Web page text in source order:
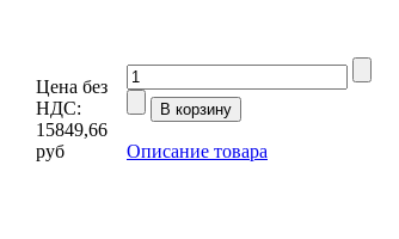
Цена без
НДС:
15849,66
руб
Описание товара